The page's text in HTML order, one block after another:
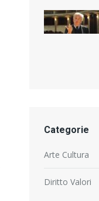
Categorie
Arte Cultura
Diritto Valori